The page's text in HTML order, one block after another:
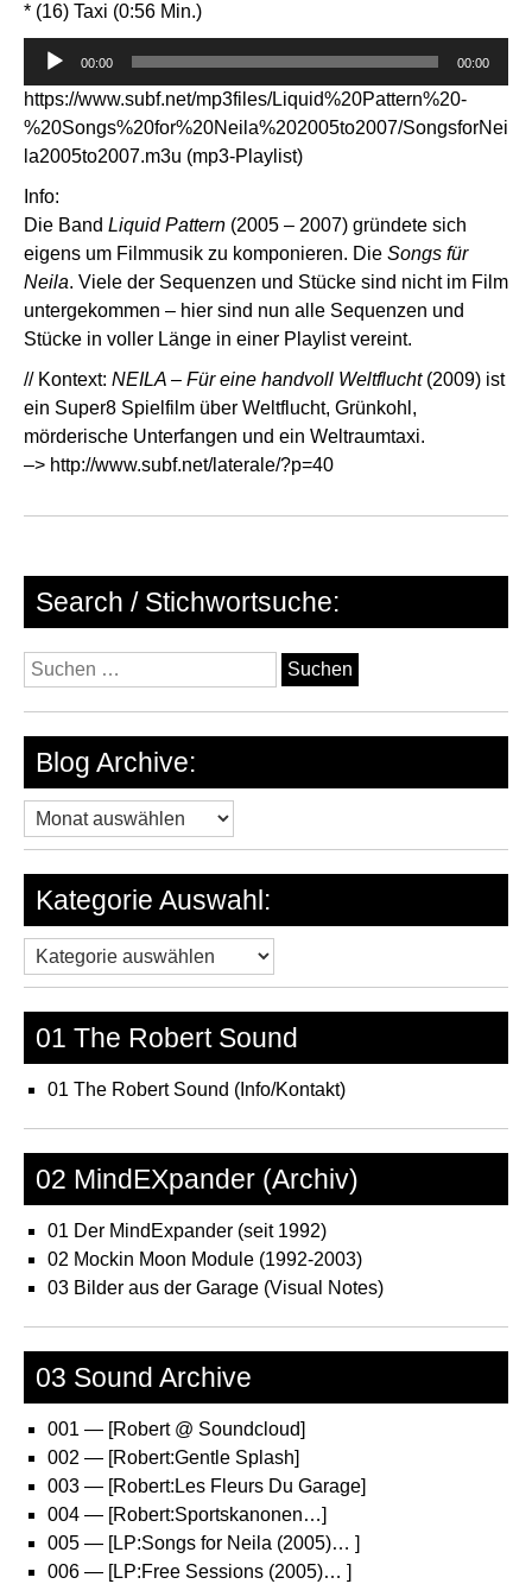
* (16) Taxi (0:56 Min.)
Audio-
00:00 00:00
https://www.subf.net/mp3files/Liquid%20Pattern%20-
%20Songs%20for%20Neila%202005to2007/SongsforNei
la2005to2007.m3u (mp3-Playlist)
Info:
Die Band Liquid Pattern (2005 – 2007) gründete sich
eigens um Filmmusik zu komponieren. Die Songs für
Neila. Viele der Sequenzen und Stücke sind nicht im Film
untergekommen – hier sind nun alle Sequenzen und
Stücke in voller Länge in einer Playlist vereint.
// Kontext: NEILA – Für eine handvoll Weltflucht(2009) ist
ein Super8 Spielfilm über Weltflucht, Grünkohl,
mörderische Unterfangen und ein Weltraumtaxi.
–> http://www.subf.net/laterale/?p=40
Search / Stichwortsuche:
Suchen
nach:
Blog Archive:
Blog
Archive:
Kategorie Auswahl:
Kategorie
Auswahl:
01 The Robert Sound
01 The Robert Sound (Info/Kontakt)
02 MindEXpander (Archiv)
01 Der MindExpander (seit 1992)
02 Mockin Moon Module (1992-2003)
03 Bilder aus der Garage (Visual Notes)
03 Sound Archive
001 — [Robert @ Soundcloud]
002 — [Robert:Gentle Splash]
003 — [Robert:Les Fleurs Du Garage]
004 — [Robert:Sportskanonen…]
005 — [LP:Songs for Neila (2005)… ]
006 — [LP:Free Sessions (2005)… ]